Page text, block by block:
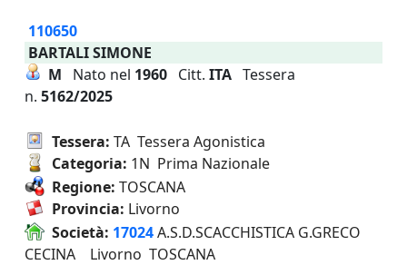
110650
BARTALI SIMONE
M Nato nel 1960 Citt. ITA Tessera
n. 5162/2025
Tessera: TA Tessera Agonistica
Categoria: 1N Prima Nazionale
Regione: TOSCANA
Provincia: Livorno
Società: 17024A.S.D.SCACCHISTICA G.GRECO
CECINA Livorno TOSCANA